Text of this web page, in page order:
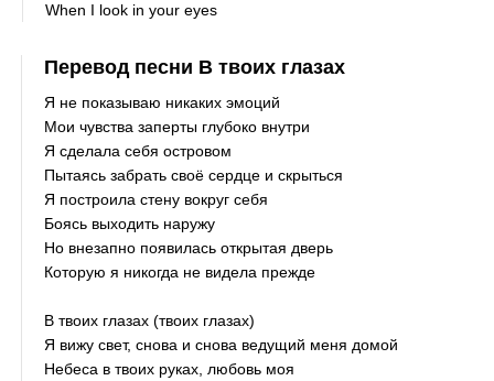
When I look in your eyes
Перевод песни В твоих глазах
Я не показываю никаких эмоций
Мои чувства заперты глубоко внутри
Я сделала себя островом
Пытаясь забрать своё сердце и скрыться
Я построила стену вокруг себя
Боясь выходить наружу
Но внезапно появилась открытая дверь
Которую я никогда не видела прежде
В твоих глазах (твоих глазах)
Я вижу свет, снова и снова ведущий меня домой
Небеса в твоих руках, любовь моя